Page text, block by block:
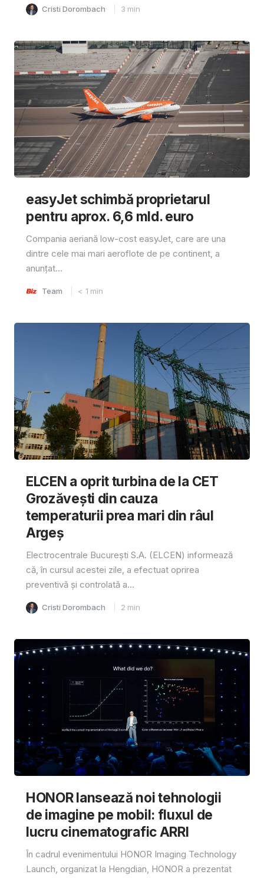
Cristi Dorombach 3 min
easyJet schimbă proprietarul
pentru aprox. 6,6 mld. euro
Compania aeriană low-cost easyJet, care are una
dintre cele mai mari aeroflote de pe continent, a
anunțat...
Team < 1 min
ELCEN a oprit turbina de la CET
Grozăvești din cauza
temperaturii prea mari din râul
Argeș
Electrocentrale București S.A. (ELCEN) informează
că, în cursul acestei zile, a efectuat oprirea
preventivă și controlată a...
Cristi Dorombach 2 min
HONOR lansează noi tehnologii
de imagine pe mobil: fluxul de
lucru cinematografic ARRI
În cadrul evenimentului HONOR Imaging Technology
Launch, organizat la Hengdian, HONOR a prezentat